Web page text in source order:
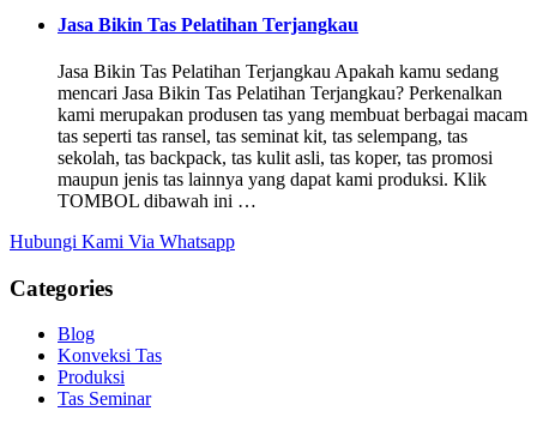
Jasa Bikin Tas Pelatihan Terjangkau
Jasa Bikin Tas Pelatihan Terjangkau Apakah kamu sedang
mencari Jasa Bikin Tas Pelatihan Terjangkau? Perkenalkan
kami merupakan produsen tas yang membuat berbagai macam
tas seperti tas ransel, tas seminat kit, tas selempang, tas
sekolah, tas backpack, tas kulit asli, tas koper, tas promosi
maupun jenis tas lainnya yang dapat kami produksi. Klik
TOMBOL dibawah ini …
Hubungi Kami Via Whatsapp
Categories
Blog
Konveksi Tas
Produksi
Tas Seminar